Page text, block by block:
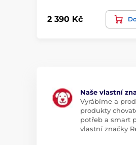
2 390 Kč
Naše vlastní
Vyrábíme a
produkty
potřeb a smart
vlastní značky